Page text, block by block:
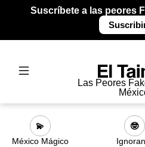
Suscríbete a las peores
Las Peores
💫
México Mágico
🤓